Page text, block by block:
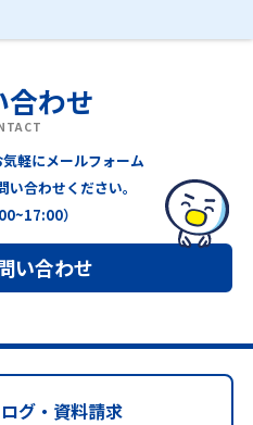
合わせ
軽にメールフォーム
合わせください。
）
い合わせ
グ・資料請求